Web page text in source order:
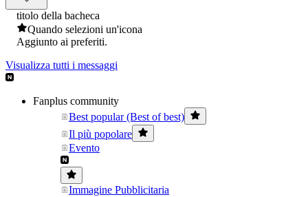
titolo della bacheca
Quando selezioni un'icona
Aggiunto ai preferiti.
Visualizza tutti i messaggi
Fanplus community
Best popular (Best of best)
Il più popolare
Evento
Immagine Pubblicitaria